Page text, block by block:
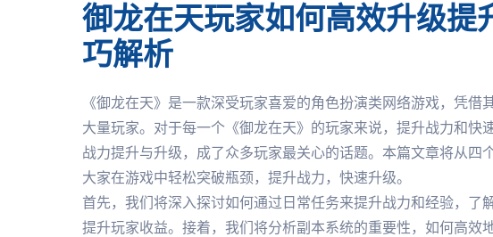
御龙在天玩家如何高效升级提
巧解析
《御龙在天》是一款深受玩家喜爱的角色扮演类网络游戏，凭
大量玩家。对于每一个《御龙在天》的玩家来说，提升战力和快
战力提升与升级，成了众多玩家最关心的话题。本篇文章将从四
大家在游戏中轻松突破瓶颈，提升战力，快速升级。
首先，我们将深入探讨如何通过日常任务来提升战力和经验，了
提升玩家收益。接着，我们将分析副本系统的重要性，如何高效